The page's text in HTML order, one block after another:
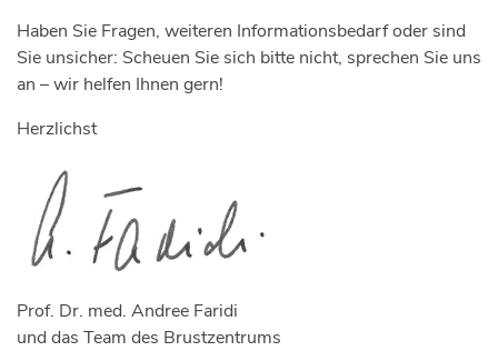
Haben Sie Fragen, weiteren Informationsbedarf oder sind
Sie unsicher: Scheuen Sie sich bitte nicht, sprechen Sie uns
an – wir helfen Ihnen gern!
Herzlichst
Prof. Dr. med. Andree Faridi
und das Team des Brustzentrums